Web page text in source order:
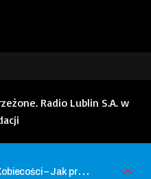
Radio Lublin S.A. w
P
oradnik Pozytywnej Kobiecości – Jak przeżyć żałobę?